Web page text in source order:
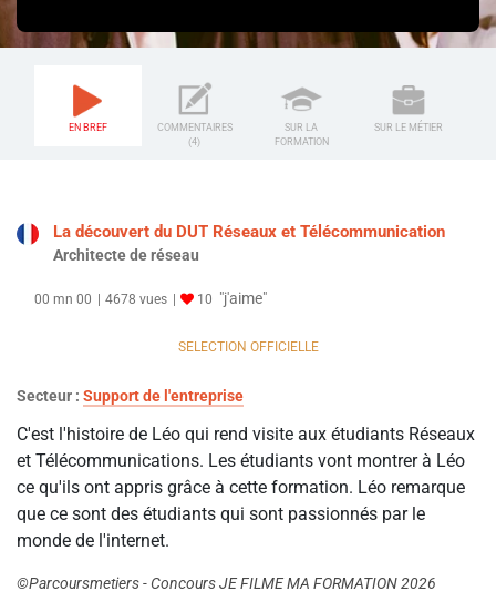
EN BREF
COMMENTAIRES
(4)
SUR LA
FORMATION
SUR LE MÉTIER
La découvert du DUT Réseaux et Télécommunication
Architecte de réseau
00 mn 00 4678 vues 10 "j'aime"
SELECTION OFFICIELLE
Secteur : Support de l'entreprise
C'est l'histoire de Léo qui rend visite aux étudiants Réseaux
et Télécommunications. Les étudiants vont montrer à Léo
ce qu'ils ont appris grâce à cette formation. Léo remarque
que ce sont des étudiants qui sont passionnés par le
monde de l'internet.
©Parcoursmetiers - Concours JE FILME MA FORMATION 2026